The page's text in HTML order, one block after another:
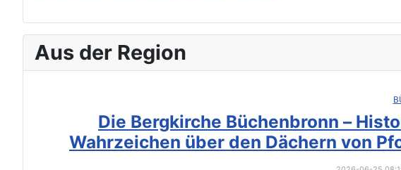
Aus der Region
Die Bergkirche Büchenbronn –
Wahrzeichen über den Dächern von